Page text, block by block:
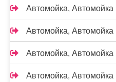
Автомойка, Автомойка
Автомойка, Автомойка
Автомойка, Автомойка
Автомойка, Автомойка